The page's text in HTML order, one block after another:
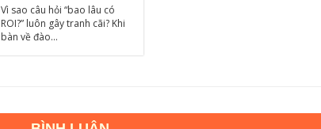
Vì sao câu hỏi “bao lâu có
ROI?” luôn gây tranh cãi? Khi
bàn về đào...